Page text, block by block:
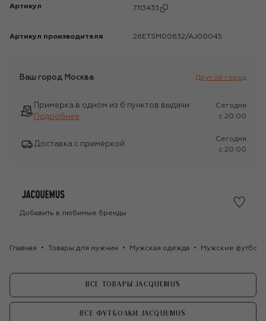
Артикул 7113433
Артикул производителя 26ETSM00632/AJ00045
Ваш город Москва Другой город
Примерка в одном из 6 пунктов выдачи
Подробнее
Сегодня
c 20:00
Доставка с примеркой
Сегодня
c 20:00
Добавить в любимые бренды
Главная Товары для мужчин Мужская одежда Мужские
ВСЕ ТОВАРЫ JACQUEMUS
ВСЕ ФУТБОЛКИ JACQUEMUS